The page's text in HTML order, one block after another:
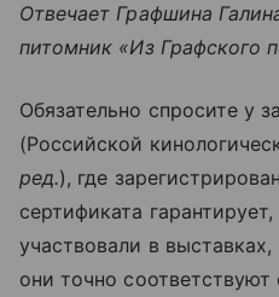
Отвечает Графшина
питомник «Из Графского
Обязательно спросите у
(Российской
ред.), где
сертификата
участвовали в
они точно